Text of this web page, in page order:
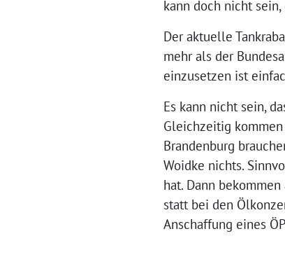
kann doch nicht
Der aktuelle
mehr als der
einzusetzen ist
Es kann nicht sein,
Gleichzeitig
Brandenburg
Woidke nichts.
hat. Dann
statt bei den
Anschaffung eines